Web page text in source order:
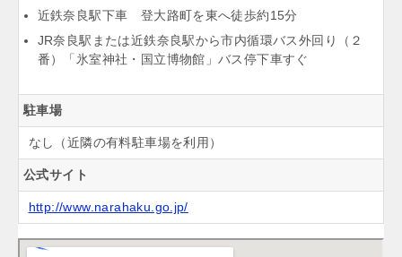
近鉄奈良駅下車 登大路町を東へ徒歩約15分
JR奈良駅または近鉄奈良駅から市内循環バス外回り（２
番）「氷室神社・国立博物館」バス停下車すぐ
駐車場
なし（近隣の有料駐車場を利用）
公式サイト
http://www.narahaku.go.jp/